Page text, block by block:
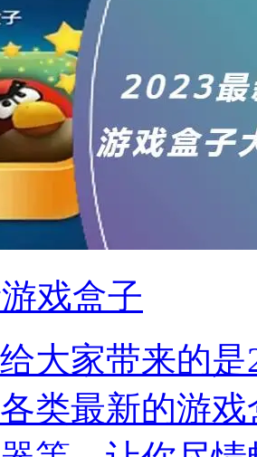
戏盒子
大家带来的
类最新的游